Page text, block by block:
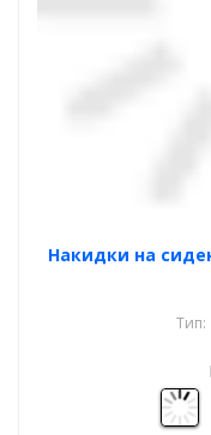
Накидки на
Тип: